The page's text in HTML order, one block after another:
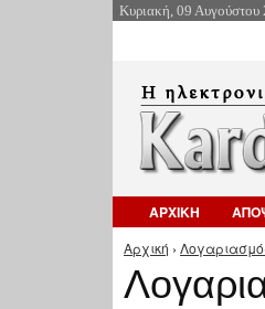
Κυριακή, 09 Αυγούστου
ΑΡΧΙΚΗ
Είστε εδώ
Αρχική ›